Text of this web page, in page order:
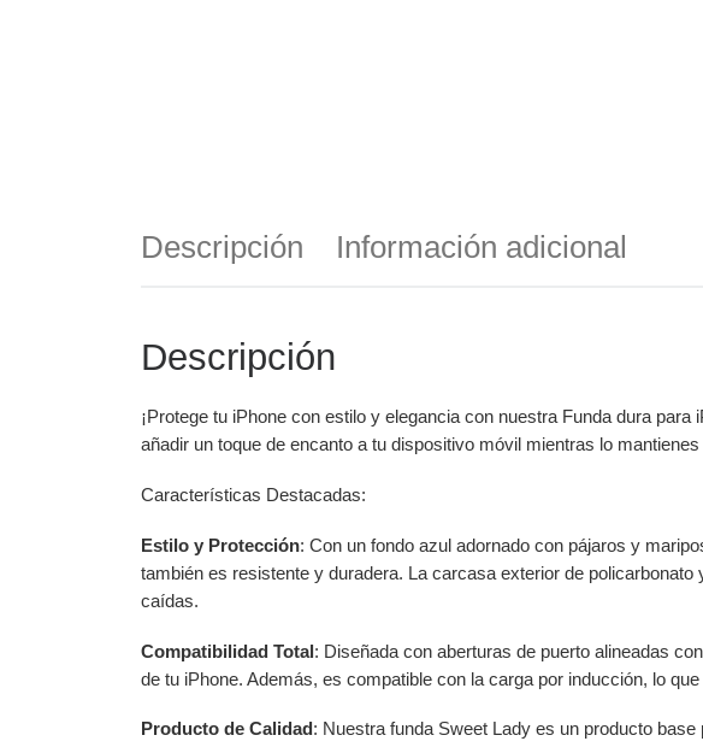
Descripción Información adicional
Descripción
¡Protege tu iPhone con estilo y elegancia con nuestra Funda dura
añadir un toque de encanto a tu dispositivo móvil mientras lo
Características Destacadas:
Estilo y Protección: Con un fondo azul adornado con pájaros y
también es resistente y duradera. La carcasa exterior de
caídas.
Compatibilidad Total: Diseñada con aberturas de puerto alineadas
de tu iPhone. Además, es compatible con la carga por inducción, lo
Producto de Calidad: Nuestra funda Sweet Lady es un producto